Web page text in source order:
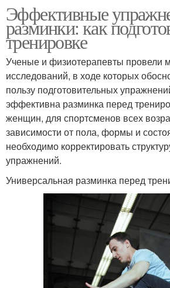
Эффективные
разминки: как
тренировке
Ученые и физиотерапевты провели
исследований, в ходе которых
пользу подготовительных
эффективна разминка перед
женщин, для спортсменов всех
зависимости от пола, формы и
необходимо корректировать
упражнений.
Универсальная разминка перед